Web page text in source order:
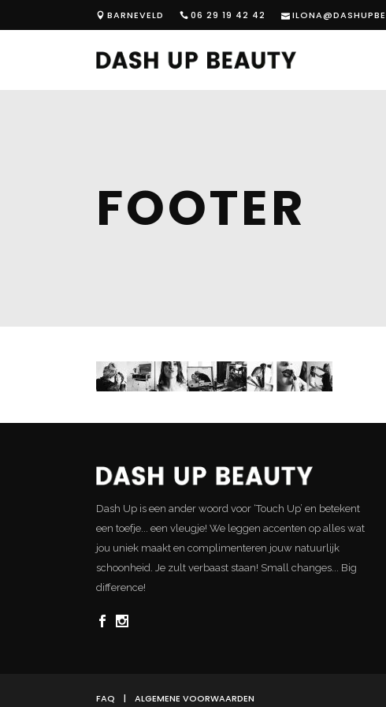
BARNEVELD 06 29 19 42 42
FOOTER
Dash Up is een ander woord voor ‘Touch Up’ en betekent
een toefje... een vleugje! We leggen accenten op alles wat
jou uniek maakt en complimenteren jouw natuurlijk
schoonheid. Je zult verbaast staan! Small changes... Big
difference!
FAQ | ALGEMENE VOORWAARDEN